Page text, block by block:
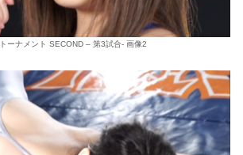
ーナメント SECOND – 第3試合- 画像2